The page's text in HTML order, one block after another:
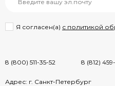
Я согласен(a) с политикой
8 (800) 511-35-52 8 (812)
Адрес: г. Санкт-Петербург